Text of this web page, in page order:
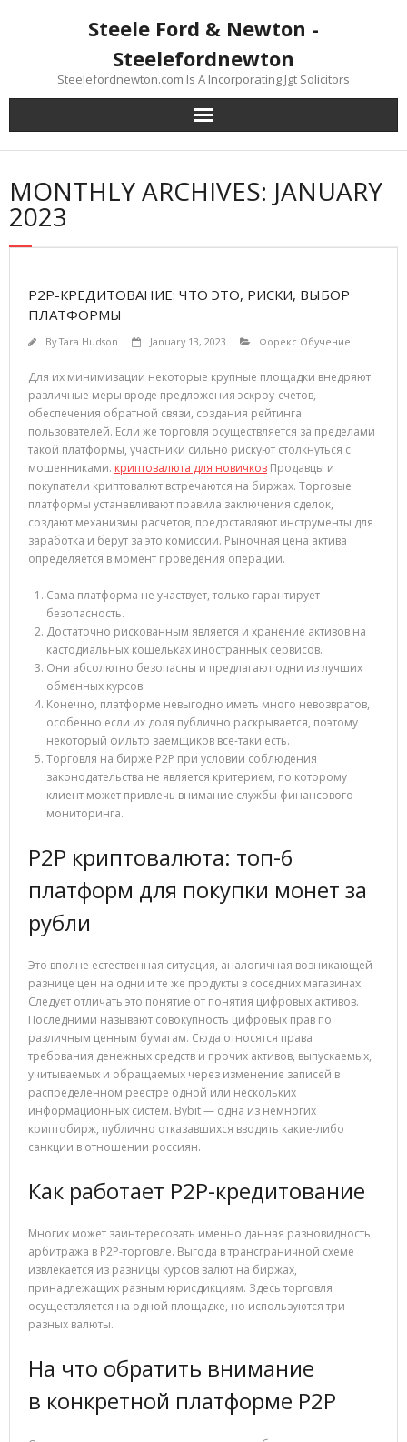
Steele Ford & Newton -
Steelefordnewton
Steelefordnewton.com Is A Incorporating Jgt Solicitors
MONTHLY ARCHIVES: JANUARY
2023
P2P-КРЕДИТОВАНИЕ: ЧТО ЭТО, РИСКИ, ВЫБОР
ПЛАТФОРМЫ
ByTara Hudson January 13, 2023 Форекс Обучение
Для их минимизации некоторые крупные площадки внедряют
различные меры вроде предложения эскроу-счетов,
обеспечения обратной связи, создания рейтинга
пользователей. Если же торговля осуществляется за пределами
такой платформы, участники сильно рискуют столкнуться с
мошенниками. криптовалюта для новичков Продавцы и
покупатели криптовалют встречаются на биржах. Торговые
платформы устанавливают правила заключения сделок,
создают механизмы расчетов, предоставляют инструменты для
заработка и берут за это комиссии. Рыночная цена актива
определяется в момент проведения операции.
Сама платформа не участвует, только гарантирует
безопасность.
Достаточно рискованным является и хранение активов на
кастодиальных кошельках иностранных сервисов.
Они абсолютно безопасны и предлагают одни из лучших
обменных курсов.
Конечно, платформе невыгодно иметь много невозвратов,
особенно если их доля публично раскрывается, поэтому
некоторый фильтр заемщиков все-таки есть.
Торговля на бирже P2P при условии соблюдения
законодательства не является критерием, по которому
клиент может привлечь внимание службы финансового
мониторинга.
P2P криптовалюта: топ-6
платформ для покупки монет за
рубли
Это вполне естественная ситуация, аналогичная возникающей
разнице цен на одни и те же продукты в соседних магазинах.
Следует отличать это понятие от понятия цифровых активов.
Последними называют совокупность цифровых прав по
различным ценным бумагам. Сюда относятся права
требования денежных средств и прочих активов, выпускаемых,
учитываемых и обращаемых через изменение записей в
распределенном реестре одной или нескольких
информационных систем. Bybit — одна из немногих
криптобирж, публично отказавшихся вводить какие-либо
санкции в отношении россиян.
Как работает P2P-кредитование
Многих может заинтересовать именно данная разновидность
арбитража в P2P-торговле. Выгода в трансграничной схеме
извлекается из разницы курсов валют на биржах,
принадлежащих разным юрисдикциям. Здесь торговля
осуществляется на одной площадке, но используются три
разных валюты.
На что обратить внимание
в конкретной платформе P2P